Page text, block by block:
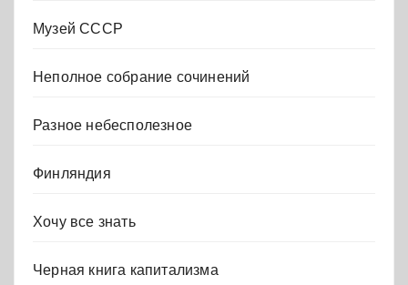
Музей СССР
Неполное собрание сочинений
Разное небесполезное
Финляндия
Хочу все знать
Черная книга капитализма